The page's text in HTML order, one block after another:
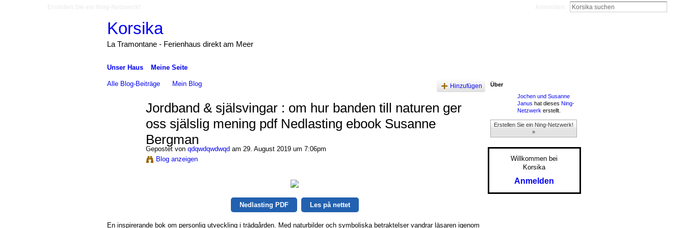
Korsika
La Tramontane - Ferienhaus direkt am Meer
Unser Haus Meine Seite
Alle Blog-Beiträge Mein Blog Hinzufügen
Jordband & själsvingar : om hur banden till naturen ger
oss själslig mening pdf Nedlasting ebook Susanne
Bergman
Gepostet von qdqwdqwdwqdam 29. August 2019 um 7:06pm
Blog anzeigen
Nedlasting PDF Les på nettet
En inspirerande bok om personlig utveckling i trädgården. Med naturbilder och symboliska betraktelser vandrar läsaren igenom
Über
Jochen und Susanne
Janus hat dieses Ning-
Netzwerk erstellt.
Erstellen Sie ein Ning-Netzwerk!
»
Willkommen bei
Korsika
Anmelden